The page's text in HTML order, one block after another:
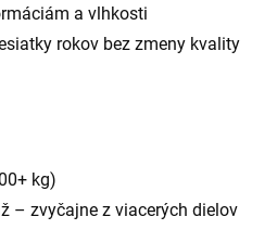
a vlhkosti
rokov bez zmeny kvality
kg)
– zvyčajne z viacerých dielov